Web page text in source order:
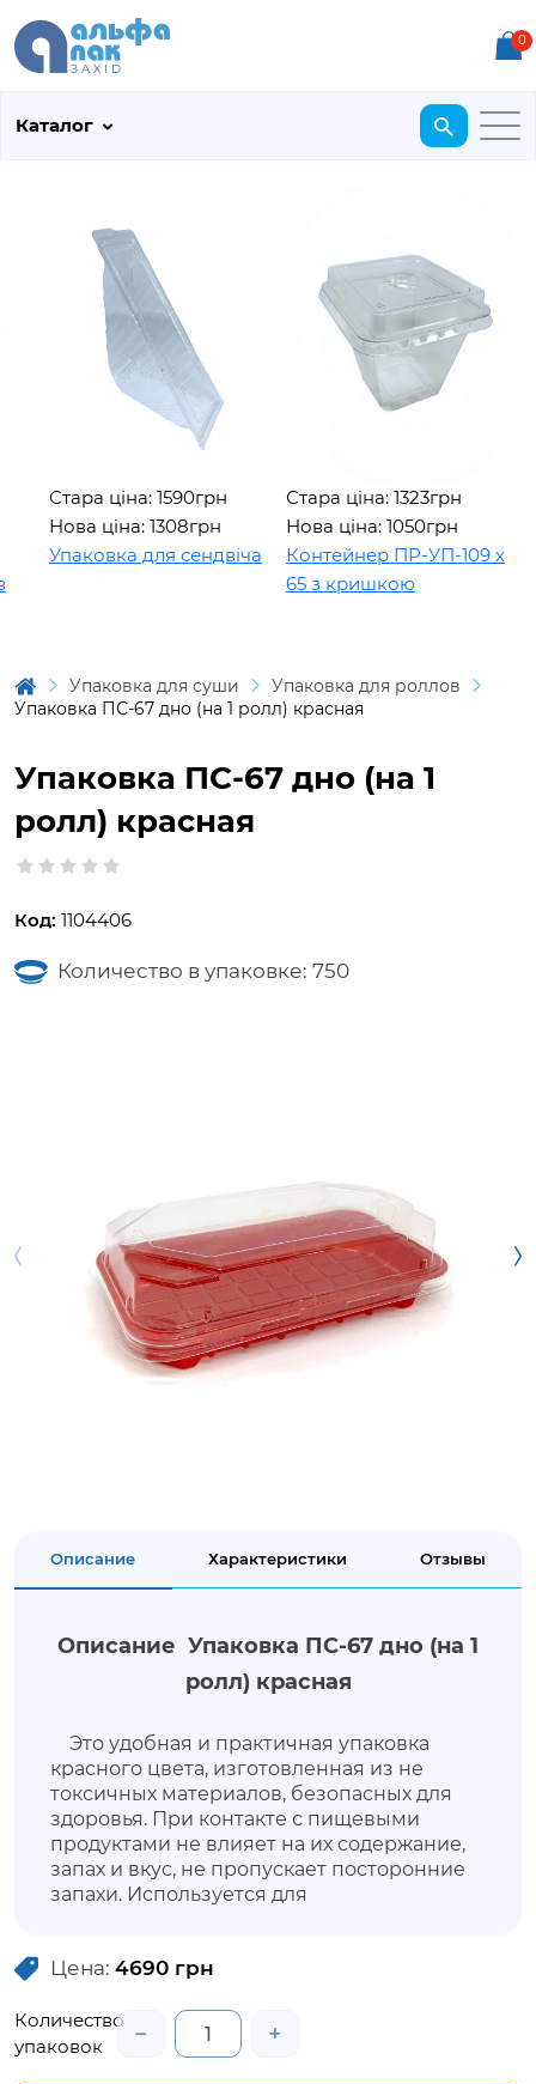
0
Каталог
Стара ціна: 1590грн
Нова ціна: 1308грн
Упаковка для сендвіча
Стара ціна: 1323грн
Нова ціна: 1050грн
Контейнер ПР-УП-109 х
65 з кришкою
Упаковка для суши
Упаковка для роллов
Упаковка ПС-67 дно (на 1 ролл) красная
Упаковка ПС-67 дно (на 1
ролл) красная
Код: 1104406
Количество в упаковке: 750
Описание Характеристики Отзывы
Описание Упаковка ПС-67 дно (на 1
ролл) красная
Это удобная и практичная упаковка
красного цвета, изготовленная из не
токсичных материалов, безопасных для
здоровья. При контакте с пищевыми
продуктами не влияет на их содержание,
запах и вкус, не пропускает посторонние
запахи. Используется для
позволит продуктам не утратить внешнюю
свойства. Данная упаковка имеет в
комплектации крышку.
Цена: 4690 грн
Количество
упаковок
− +